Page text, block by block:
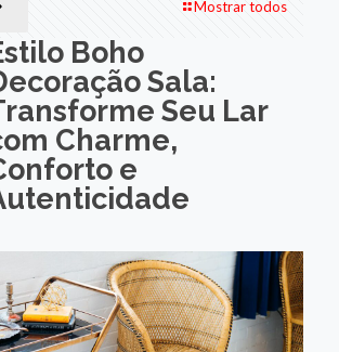
Mostrar todos
Boho
Sala:
Seu Lar
Charme,
e